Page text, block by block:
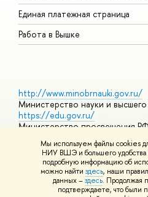
Мы используем файлы cookies
НИУ ВШЭ и большего удобства
подробную информацию об
можно найти здесь, наши
данных –здесь. Продолжая
подтверждаете, что
Единая платежная страница
Работа в Вышке
http://www.minobrnauki.gov.ru/
Министерство науки и
https://edu.gov.ru/
Министерство просвещения РФ
Массовые открытые онлайн-
© НИУ ВШЭ 1993–2026 Адреса и
использования материало